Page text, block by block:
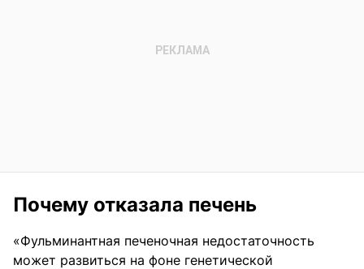
Почему отказала печень
«Фульминантная печеночная недостаточность
может развиться на фоне генетической